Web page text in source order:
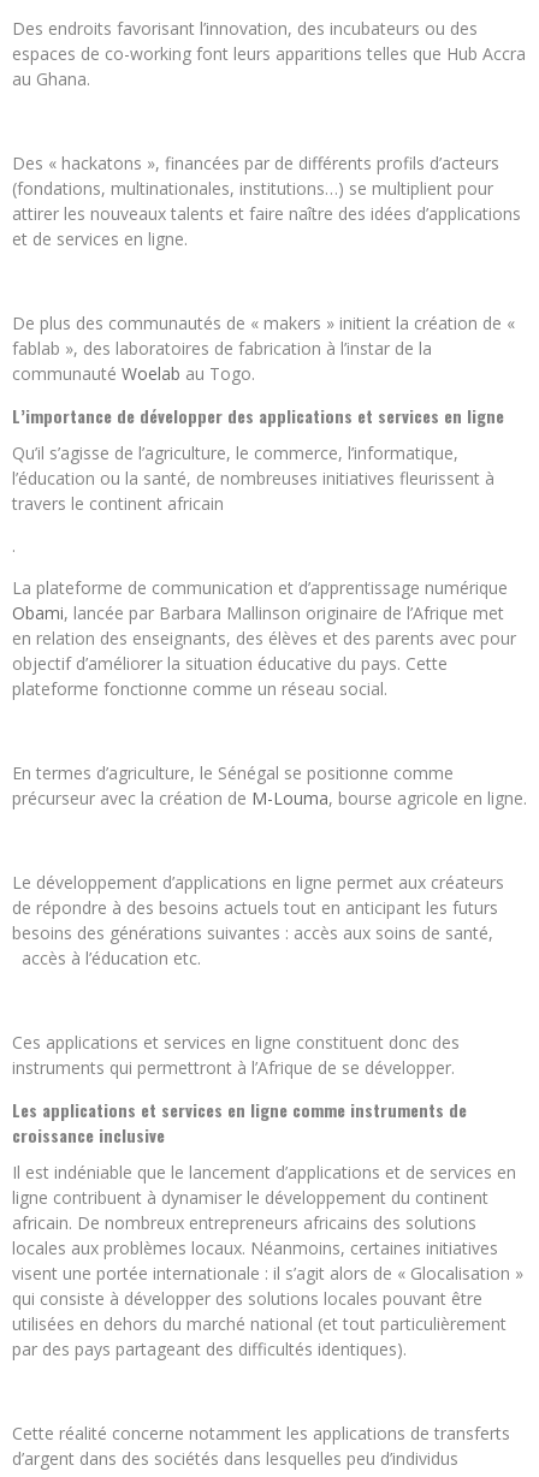
Des endroits favorisant l’innovation, des incubateurs ou des
espaces de co-working font leurs apparitions telles que Hub Accra
au Ghana.
Des « hackatons », financées par de différents profils d’acteurs
(fondations, multinationales, institutions…) se multiplient pour
attirer les nouveaux talents et faire naître des idées d’applications
et de services en ligne.
De plus des communautés de « makers » initient la création de «
fablab », des laboratoires de fabrication à l’instar de la
communauté Woelab au Togo.
L’importance de développer des applications et services en ligne
Qu’il s’agisse de l’agriculture, le commerce, l’informatique,
l’éducation ou la santé, de nombreuses initiatives fleurissent à
travers le continent africain
.
La plateforme de communication et d’apprentissage numérique
Obami, lancée par Barbara Mallinson originaire de l’Afrique met
en relation des enseignants, des élèves et des parents avec pour
objectif d’améliorer la situation éducative du pays. Cette
plateforme fonctionne comme un réseau social.
En termes d’agriculture, le Sénégal se positionne comme
précurseur avec la création de M-Louma, bourse agricole en ligne.
Le développement d’applications en ligne permet aux créateurs
de répondre à des besoins actuels tout en anticipant les futurs
besoins des générations suivantes : accès aux soins de santé,
accès à l’éducation etc.
Ces applications et services en ligne constituent donc des
instruments qui permettront à l’Afrique de se développer.
Les applications et services en ligne comme instruments de
croissance inclusive
Il est indéniable que le lancement d’applications et de services en
ligne contribuent à dynamiser le développement du continent
africain. De nombreux entrepreneurs africains des solutions
locales aux problèmes locaux. Néanmoins, certaines initiatives
visent une portée internationale : il s’agit alors de « Glocalisation »
qui consiste à développer des solutions locales pouvant être
utilisées en dehors du marché national (et tout particulièrement
par des pays partageant des difficultés identiques).
Cette réalité concerne notamment les applications de transferts
d’argent dans des sociétés dans lesquelles peu d’individus